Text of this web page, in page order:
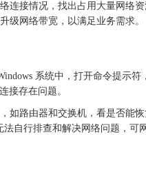
连接情况，找出占用大量网络
级网络带宽，以满足业务需求。
系统中，打开命令提示符
接存在问题。
如路由器和交换机，看是否能
自行排查和解决网络问题，可